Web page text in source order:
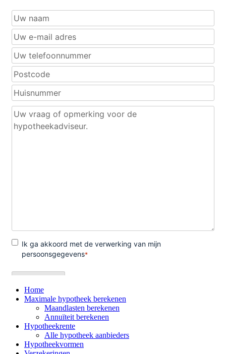
Home
Maximale hypotheek berekenen
Maandlasten berekenen
Annuïteit berekenen
Hypotheekrente
Alle hypotheek aanbieders
Hypotheekvormen